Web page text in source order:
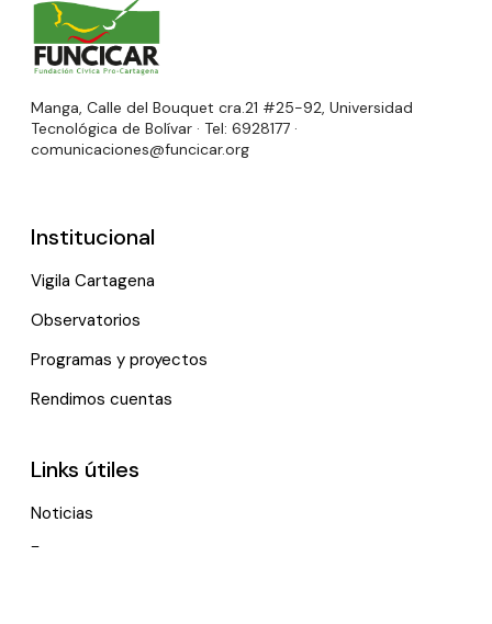
Manga, Calle del Bouquet cra.21 #25-92, Universidad
Tecnológica de Bolívar · Tel: 6928177 ·
comunicaciones@funcicar.org
Institucional
Vigila Cartagena
Observatorios
Programas y proyectos
Rendimos cuentas
Links útiles
Noticias
Eventos